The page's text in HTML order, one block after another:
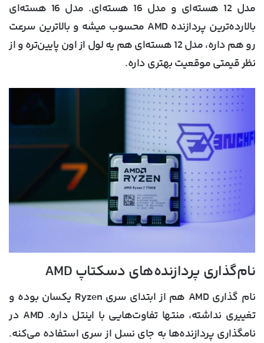
مدل 12 هسته‌ای و مدل 16 هسته‌ای. مدل 16 هسته‌ای
بالارده‌ترین پردازنده AMD محسوب میشه و بالاترین سرعت
رو هم داره، مدل 12 هسته‌ای هم یه لول از اون پایین‌تره و از
نظر قیمتی موقعیت بهتری داره.
نام‌گذاری پردازنده‌های دسکتاپ AMD
نام گذاری AMD هم از ابتدای سری Ryzen یکسان بوده و
تغییری نداشته، منتها تفاوت‌هایی با اینتل داره. AMD در
نامگذاری پردازنده‌ها به جای نسل از سری استفاده می‌کنه.